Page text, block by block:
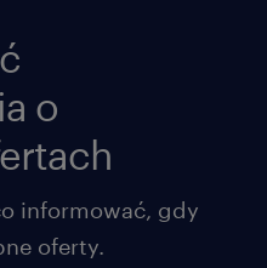
o
informować, gdy
oferty.